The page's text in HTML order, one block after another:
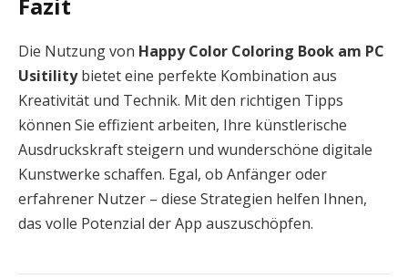
Die Nutzung von Happy Color Coloring Book am PC
Usitilitybietet eine perfekte Kombination aus
Kreativität und Technik. Mit den richtigen Tipps
können Sie effizient arbeiten, Ihre künstlerische
Ausdruckskraft steigern und wunderschöne digitale
Kunstwerke schaffen. Egal, ob Anfänger oder
erfahrener Nutzer – diese Strategien helfen Ihnen,
das volle Potenzial der App auszuschöpfen.